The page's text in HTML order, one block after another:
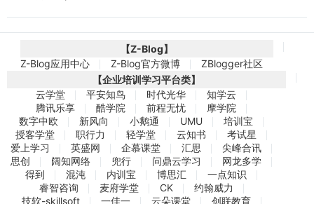
【Z-Blog】
Z-Blog应用中心
Z-Blog官方微博
ZBlogger社区
【企业培训学习平台类】
云学堂
平安知鸟 时代光华
知学云
腾讯乐享
酷学院 前程无忧
摩学院
数字中欧
新风向 小鹅通 UMU
培训宝
授客学堂
职行力 轻学堂 云知书
考试星
爱上学习
英盛网 企慕课堂 汇思
尖峰合讯
思创
阔知网络 兜行 问鼎云学习
网龙多学
得到
混沌 内训宝 博思汇
一点知识
睿智咨询
麦府学堂 CK
约翰威力
技软-skillsoft
一佳一 云朵课堂
创联教育